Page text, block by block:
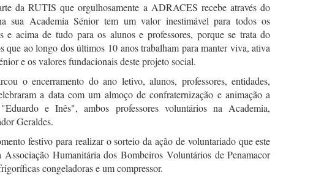
da RUTIS que orgulhosamente a ADRACES recebe através do
sua Academia Sénior tem um valor inestimável para todos os
e acima de tudo para os alunos e professores, porque se trata do
que ao longo dos últimos 10 anos trabalham para manter viva, ativa
e os valores fundacionais deste projeto social.
o encerramento do ano letivo, alunos, professores, entidades,
a data com um almoço de confraternização e animação a
e Inês", ambos professores voluntários na Academia,
Geraldes.
festivo para realizar o sorteio da ação de voluntariado que este
Humanitária dos Bombeiros Voluntários de Penamacor
congeladoras e um compressor.